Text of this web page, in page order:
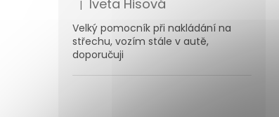
Hodnocení produktu je 5 z 5 hvězdiček.
| Iveta Hisová
Velký pomocník při nakládání na
střechu, vozím stále v autě,
doporučuji